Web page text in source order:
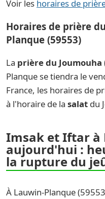
Voir les horaires de
Horaires de prière
Planque (59553)
La prière du Joumouha
Planque se tiendra le
France, les horaires de
à l'horaire de la salat du
Imsak et Iftar à
aujourd'hui :
la rupture du
À Lauwin-Planque